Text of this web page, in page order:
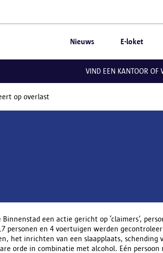
Nieuws E-loket
VIND EEN KANTOOR OF
op overlast
een actie gericht op ‘claimers’,
personen en 4 voertuigen werden
het inrichten van een slaapplaats, schending
orde in combinatie met alcohol. Eén persoon